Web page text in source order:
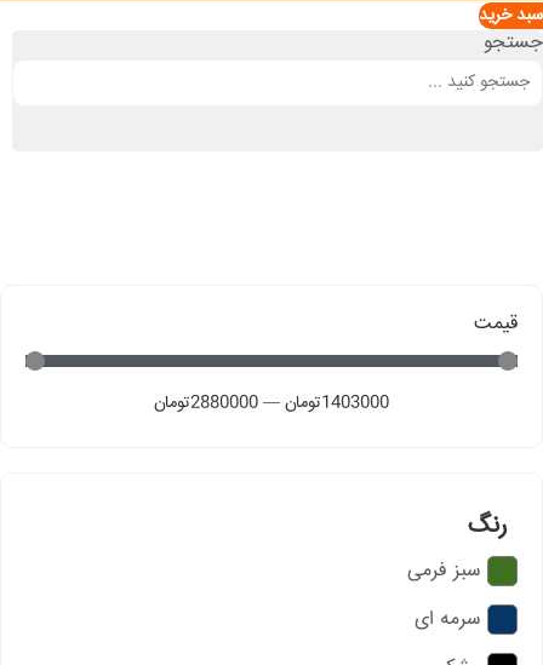
سبد خريد
جستجو
قیمت
1403000تومان—
2880000تومان
رنگ
سبز فرمی
سرمه ای